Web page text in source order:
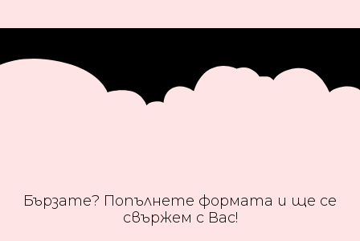
Бързате? Попълнете формата и ще се
свържем с Вас!